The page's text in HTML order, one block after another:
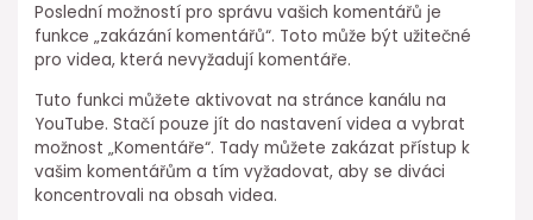
Poslední možností pro správu vašich komentářů je
funkce „zakázání komentářů“. Toto může být užitečné
pro videa, která nevyžadují komentáře.
Tuto funkci můžete aktivovat na stránce kanálu na
YouTube. Stačí pouze jít do nastavení videa a vybrat
možnost „Komentáře“. Tady můžete zakázat přístup k
vašim komentářům a tím vyžadovat, aby se diváci
koncentrovali na obsah videa.